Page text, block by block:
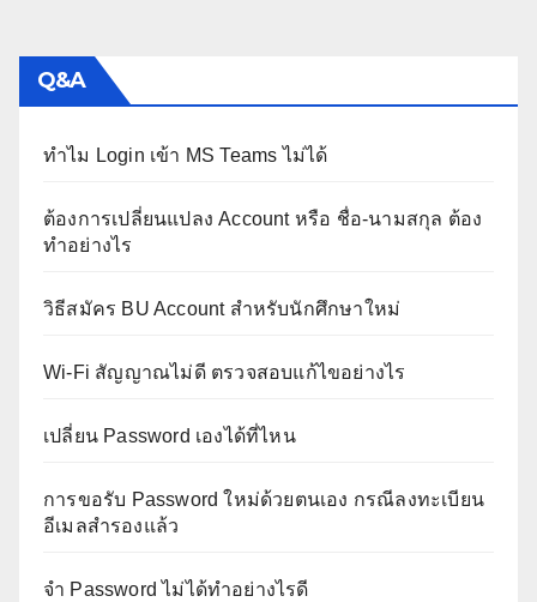
Q&A
ทำไม Login เข้า MS Teams ไม่ได้
ต้องการเปลี่ยนแปลง Account หรือ ชื่อ-นามสกุล ต้อง
ทำอย่างไร
วิธีสมัคร BU Account สำหรับนักศึกษาใหม่
Wi-Fi สัญญาณไม่ดี ตรวจสอบแก้ไขอย่างไร
เปลี่ยน Password เองได้ที่ไหน
การขอรับ Password ใหม่ด้วยตนเอง กรณีลงทะเบียน
อีเมลสำรองแล้ว
จำ Password ไม่ได้ทำอย่างไรดี